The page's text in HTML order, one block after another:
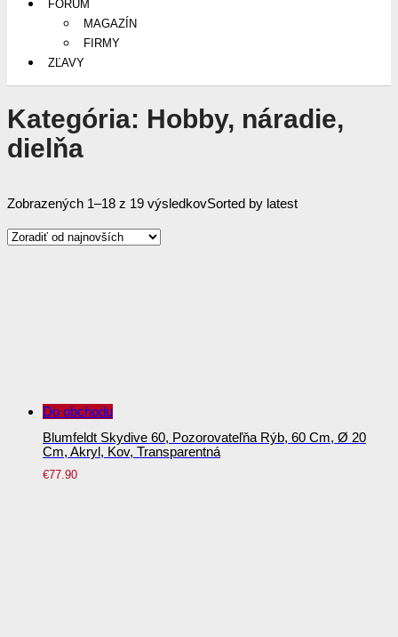
FÓRUM
MAGAZÍN
FIRMY
ZĽAVY
Kategória: Hobby, náradie,
dielňa
Zobrazených 1–18 z 19 výsledkovSorted by latest
Do obchodu
Blumfeldt Skydive 60, Pozorovateľňa Rýb, 60 Cm, Ø 20
Cm, Akryl, Kov, Transparentná
€77.90